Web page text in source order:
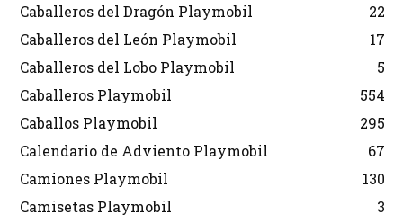
Caballeros del Dragón Playmobil
22
Caballeros del León Playmobil
17
Caballeros del Lobo Playmobil
5
Caballeros Playmobil
554
Caballos Playmobil
295
Calendario de Adviento Playmobil
67
Camiones Playmobil
130
Camisetas Playmobil
3